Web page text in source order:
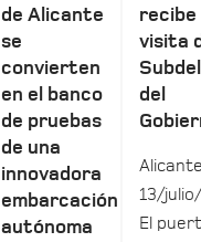
de Alicante
se
convierten
en el banco
de pruebas
de una
innovadora
embarcación
autónoma
recibe
visita
del
13/
El